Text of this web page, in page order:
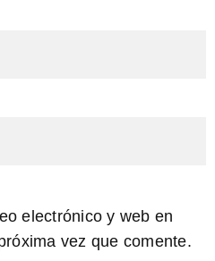
electrónico y web en
vez que comente.